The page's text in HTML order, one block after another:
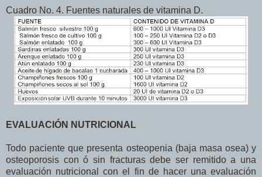
Cuadro No. 4. Fuentes naturales de vitamina D.
EVALUACIÓN NUTRICIONAL
Todo paciente que presenta osteopenia (baja masa osea) y
osteoporosis con ó sin fracturas debe ser remitido a una
evaluación nutricional con el fin de hacer una evaluación